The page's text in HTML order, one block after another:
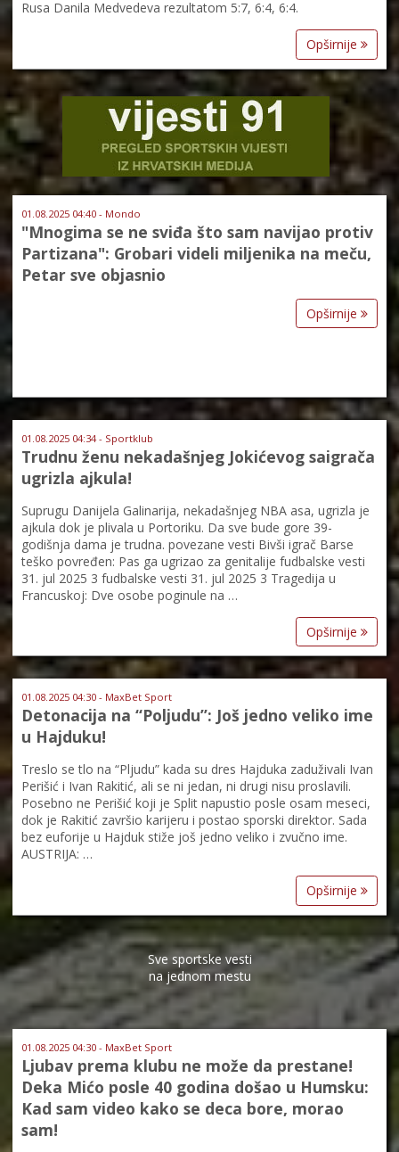
Rusa Danila Medvedeva rezultatom 5:7, 6:4, 6:4.
Opširnije
01.08.2025 04:40 - Mondo
"Mnogima se ne sviđa što sam navijao protiv
Partizana": Grobari videli miljenika na meču,
Petar sve objasnio
Opširnije
01.08.2025 04:34 - Sportklub
Trudnu ženu nekadašnjeg Jokićevog saigrača
ugrizla ajkula!
Suprugu Danijela Galinarija, nekadašnjeg NBA asa, ugrizla je
ajkula dok je plivala u Portoriku. Da sve bude gore 39-
godišnja dama je trudna. povezane vesti Bivši igrač Barse
teško povređen: Pas ga ugrizao za genitalije fudbalske vesti
31. jul 2025 3 fudbalske vesti 31. jul 2025 3 Tragedija u
Francuskoj: Dve osobe poginule na …
Opširnije
01.08.2025 04:30 - MaxBet Sport
Detonacija na “Poljudu”: Još jedno veliko ime
u Hajduku!
Treslo se tlo na “Pljudu” kada su dres Hajduka zaduživali Ivan
Perišić i Ivan Rakitić, ali se ni jedan, ni drugi nisu proslavili.
Posebno ne Perišić koji je Split napustio posle osam meseci,
dok je Rakitić završio karijeru i postao sporski direktor. Sada
bez euforije u Hajduk stiže još jedno veliko i zvučno ime.
AUSTRIJA: …
Opširnije
Sve sportske vesti
na jednom mestu
01.08.2025 04:30 - MaxBet Sport
Ljubav prema klubu ne može da prestane!
Deka Mićo posle 40 godina došao u Humsku:
Kad sam video kako se deca bore, morao
sam!